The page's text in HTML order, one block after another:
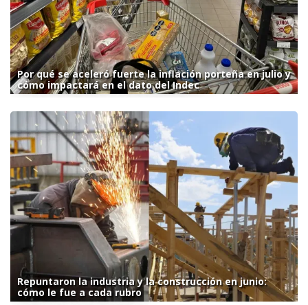
Por qué se aceleró fuerte la inflación porteña en julio y
cómo impactará en el dato del Indec
Repuntaron la industria y la construcción en junio:
cómo le fue a cada rubro